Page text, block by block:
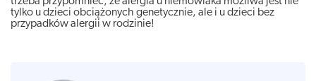
tylko u dzieci obciążonych genetycznie, ale i u dzieci bez
przypadków alergii w rodzinie!